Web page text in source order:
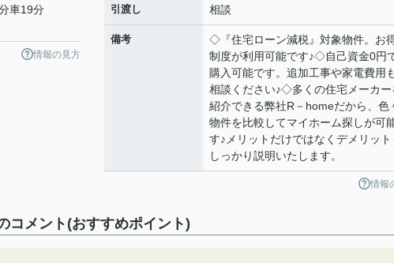
車19分
情報の見方
引渡し 相談
備考
◇『住宅ローン減税』対象物件。お
制度が利用可能です♪◇自己資金0円
購入可能です。追加工事や家電費用
相談ください♪◇多くの住宅メーカー
紹介できる弊社R－homeだから、色
物件を比較してマイホーム探しが可
す♪メリットだけではなくデメリット
しっかり説明いたします。
情報
メント(おすすめポイント)